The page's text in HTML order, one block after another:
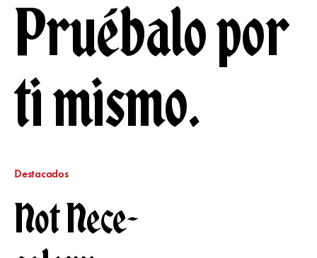
Pruébalo por
ti mismo.
Destacados
Not Nece-